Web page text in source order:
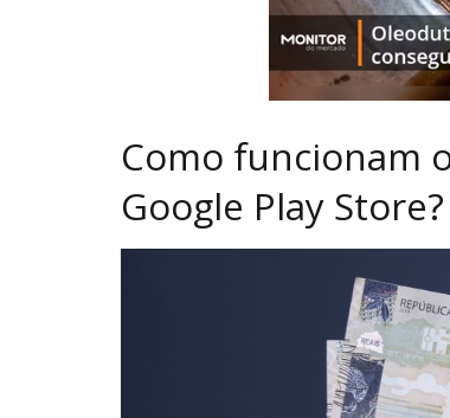
Como funcionam
Google Play Store?